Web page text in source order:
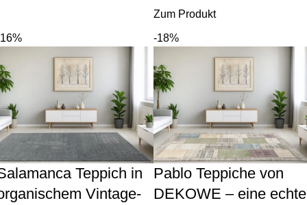
Zum Produkt
Teppich in
Vintage-
-18%
Pablo Teppiche von
DEKOWE – eine echte